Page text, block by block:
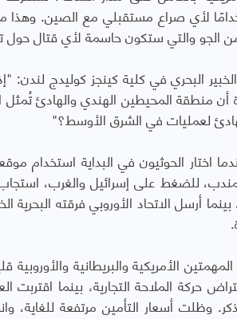
لأي صراع مستقبلي مع الصين. وهذا
الجو والتي ستكون حاسمة لأي قتال حول
الخبير البحري في كلية كينجز كوليدج
منطقة المحيطين الهندي والهادئ
لعمليات في الشرق الأوسط؟"
اختار الحوثيون في البداية استخدام
للضغط على إسرائيل والغرب،
أرسل الاتحاد الأوروبي فرقته
الأمريكية والبريطانية
حركة الملاحة التجارية، بينما اقتربت
وظلت أسعار التأمين مرتفعة